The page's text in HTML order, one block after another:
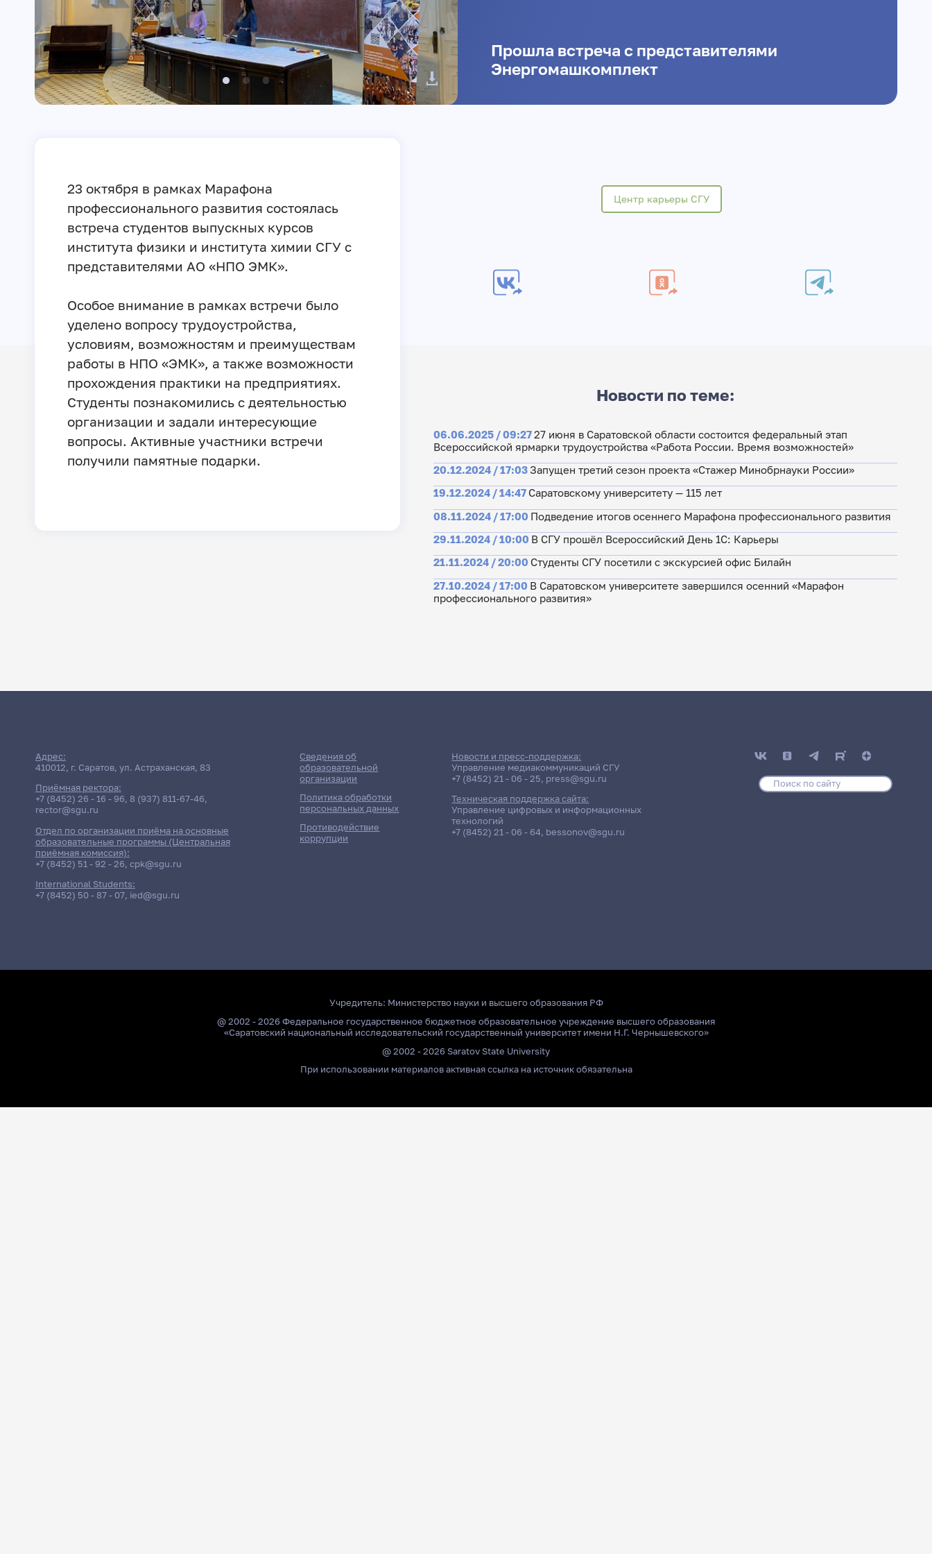
Прошла встреча с представителями
Энергомашкомплект
23 октября в рамках Марафона
профессионального развития состоялась
встреча студентов выпускных курсов
института физики и института химии СГУ с
представителями АО «НПО ЭМК».
Особое внимание в рамках встречи было
уделено вопросу трудоустройства,
условиям, возможностям и преимуществам
работы в НПО «ЭМК», а также возможности
прохождения практики на предприятиях.
Студенты познакомились с деятельностью
организации и задали интересующие
вопросы. Активные участники встречи
получили памятные подарки.
Центр карьеры СГУ
Новости по теме:
06.06.2025 / 09:2727 июня в Саратовской области состоится федеральный этап
Всероссийской ярмарки трудоустройства «Работа России. Время возможностей»
20.12.2024 / 17:03 Запущен третий сезон проекта «Стажер Минобрнауки России»
19.12.2024 / 14:47 Саратовскому университету — 115 лет
08.11.2024 / 17:00 Подведение итогов осеннего Марафона профессионального развития
29.11.2024 / 10:00 В СГУ прошёл Всероссийский День 1C: Карьеры
21.11.2024 / 20:00 Студенты СГУ посетили с экскурсией офис Билайн
27.10.2024 / 17:00 В Саратовском университете завершился осенний «Марафон
профессионального развития»
Адрес:
410012, г. Саратов, ул. Астраханская, 83
Приёмная ректора:
+7 (8452) 26 - 16 - 96, 8 (937) 811-67-46,
rector@sgu.ru
Отдел по организации приёма на основные
образовательные программы (Центральная
приёмная комиссия):
+7 (8452) 51 - 92 - 26, cpk@sgu.ru
International Students:
+7 (8452) 50 - 87 - 07, ied@sgu.ru
Сведения об
образовательной
организации
Политика обработки
персональных данных
Противодействие
коррупции
Новости и пресс-поддержка:
Управление медиакоммуникаций СГУ
+7 (8452) 21 - 06 - 25, press@sgu.ru
Техническая поддержка сайта:
Управление цифровых и информационных
технологий
+7 (8452) 21 - 06 - 64, bessonov@sgu.ru
Учредитель: Министерство науки и высшего образования РФ
@ 2002 - 2026 Федеральное государственное бюджетное образовательное учреждение высшего образования
«Саратовский национальный исследовательский государственный университет имени Н.Г. Чернышевского»
@ 2002 - 2026 Saratov State University
При использовании материалов активная ссылка на источник обязательна